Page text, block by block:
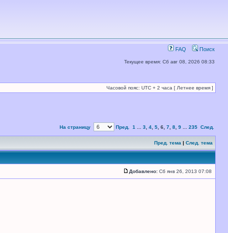
FAQ Поиск
Текущее время: Сб авг 08, 2026 08:33
Часовой пояс: UTC + 2 часа [ Летнее время ]
На страницу Пред. 1 3 4 5 6 7 8 9 235 След.
Пред. тема | След. тема
Добавлено: Сб янв 26, 2013 07:08